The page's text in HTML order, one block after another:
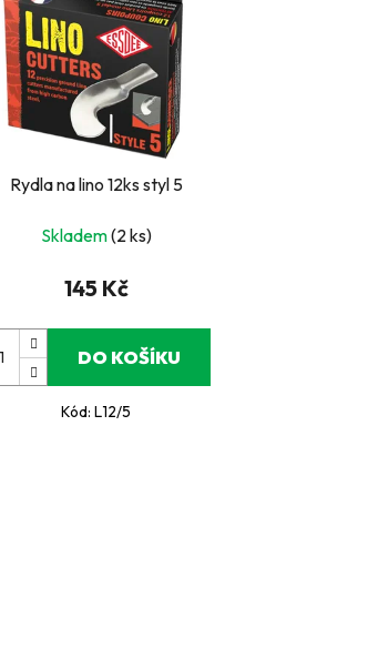
Rydla na lino 12ks styl 5
Skladem(2 ks)
145 Kč
DO KOŠÍKU
Kód:L12/5